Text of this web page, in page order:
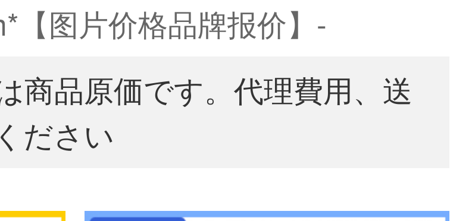
【图片价格品牌报价】-
商品原価です。代理費用、送
ださい